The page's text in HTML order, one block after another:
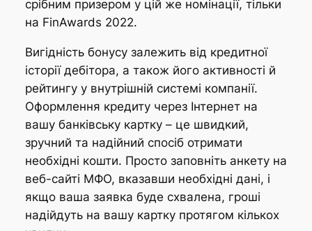
срібним призером у цій же номінації, тільки
на FinAwards 2022.
Вигідність бонусу залежить від кредитної
історії дебітора, а також його активності й
рейтингу у внутрішній системі компанії.
Оформлення кредиту через Інтернет на
вашу банківську картку – це швидкий,
зручний та надійний спосіб отримати
необхідні кошти. Просто заповніть анкету на
веб-сайті МФО, вказавши необхідні дані, і
якщо ваша заявка буде схвалена, гроші
надійдуть на вашу картку протягом кількох